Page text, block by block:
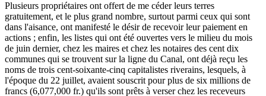
Plusieurs propriétaires ont offert de me céder leurs terres
gratuitement, et le plus grand nombre, surtout parmi ceux qui sont
dans l'aisance, ont manifesté le désir de recevoir leur paiement en
actions ; enfin, les listes qui ont été ouvertes vers le milieu du mois
de juin dernier, chez les maires et chez les notaires des cent dix
communes qui se trouvent sur la ligne du Canal, ont déjà reçu les
noms de trois cent-soixante-cinq capitalistes riverains, lesquels, à
l'époque du 22 juillet, avaient souscrit pour plus de six millions de
francs (6,077,000 fr.) qu'ils sont prêts à verser chez les receveurs